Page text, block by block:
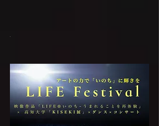
中
嘉
一
氏
い
の
ち
の
デ
ィ
ア
に
大学
の講
義で
「い
え
た
も
の
監督
を交
え
て、